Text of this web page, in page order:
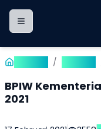
Toggle navigation
/
BPIW
2021